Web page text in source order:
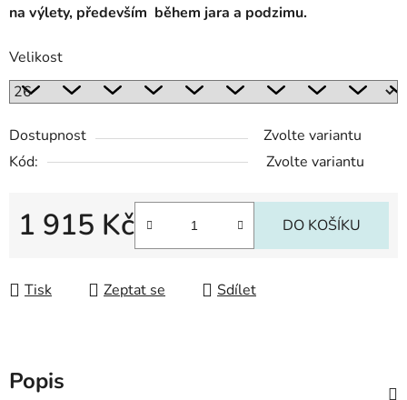
na výlety, především během jara a podzimu.
Velikost
Dostupnost
Zvolte variantu
Kód:
Zvolte variantu
1 915 Kč DO KOŠÍKU
Tisk Zeptat se Sdílet
Popis